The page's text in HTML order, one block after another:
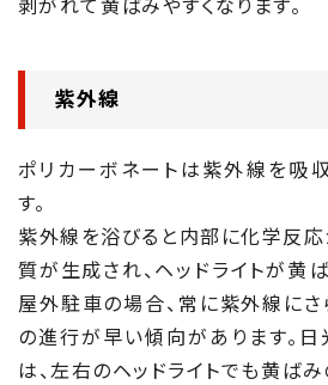
剥がれて黄ばみやすくなります。
紫外線
ポリカーボネートは紫外線を吸
す。
紫外線を浴びると内部に化学反応
質が生成され、ヘッドライトが黄
屋外駐車の場合、常に紫外線にさ
の進行が早い傾向があります。日
は、左右のヘッドライトでも黄ば